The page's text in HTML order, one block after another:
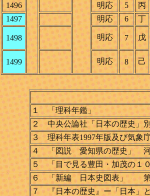
1496
明応 5 丙
1497
明応 6 丁
1498 明応 7 戊
1499 明応 8 己
１ 「理科年鑑」
２ 中央公論社「日本の歴
３ 理科年表1997年版及び気象
４ 「図説 愛知県の歴史」
５ 「目で見る豊田・加茂の
６ 「新編 日本史図表」
７ 『日本の歴史』ー「日本